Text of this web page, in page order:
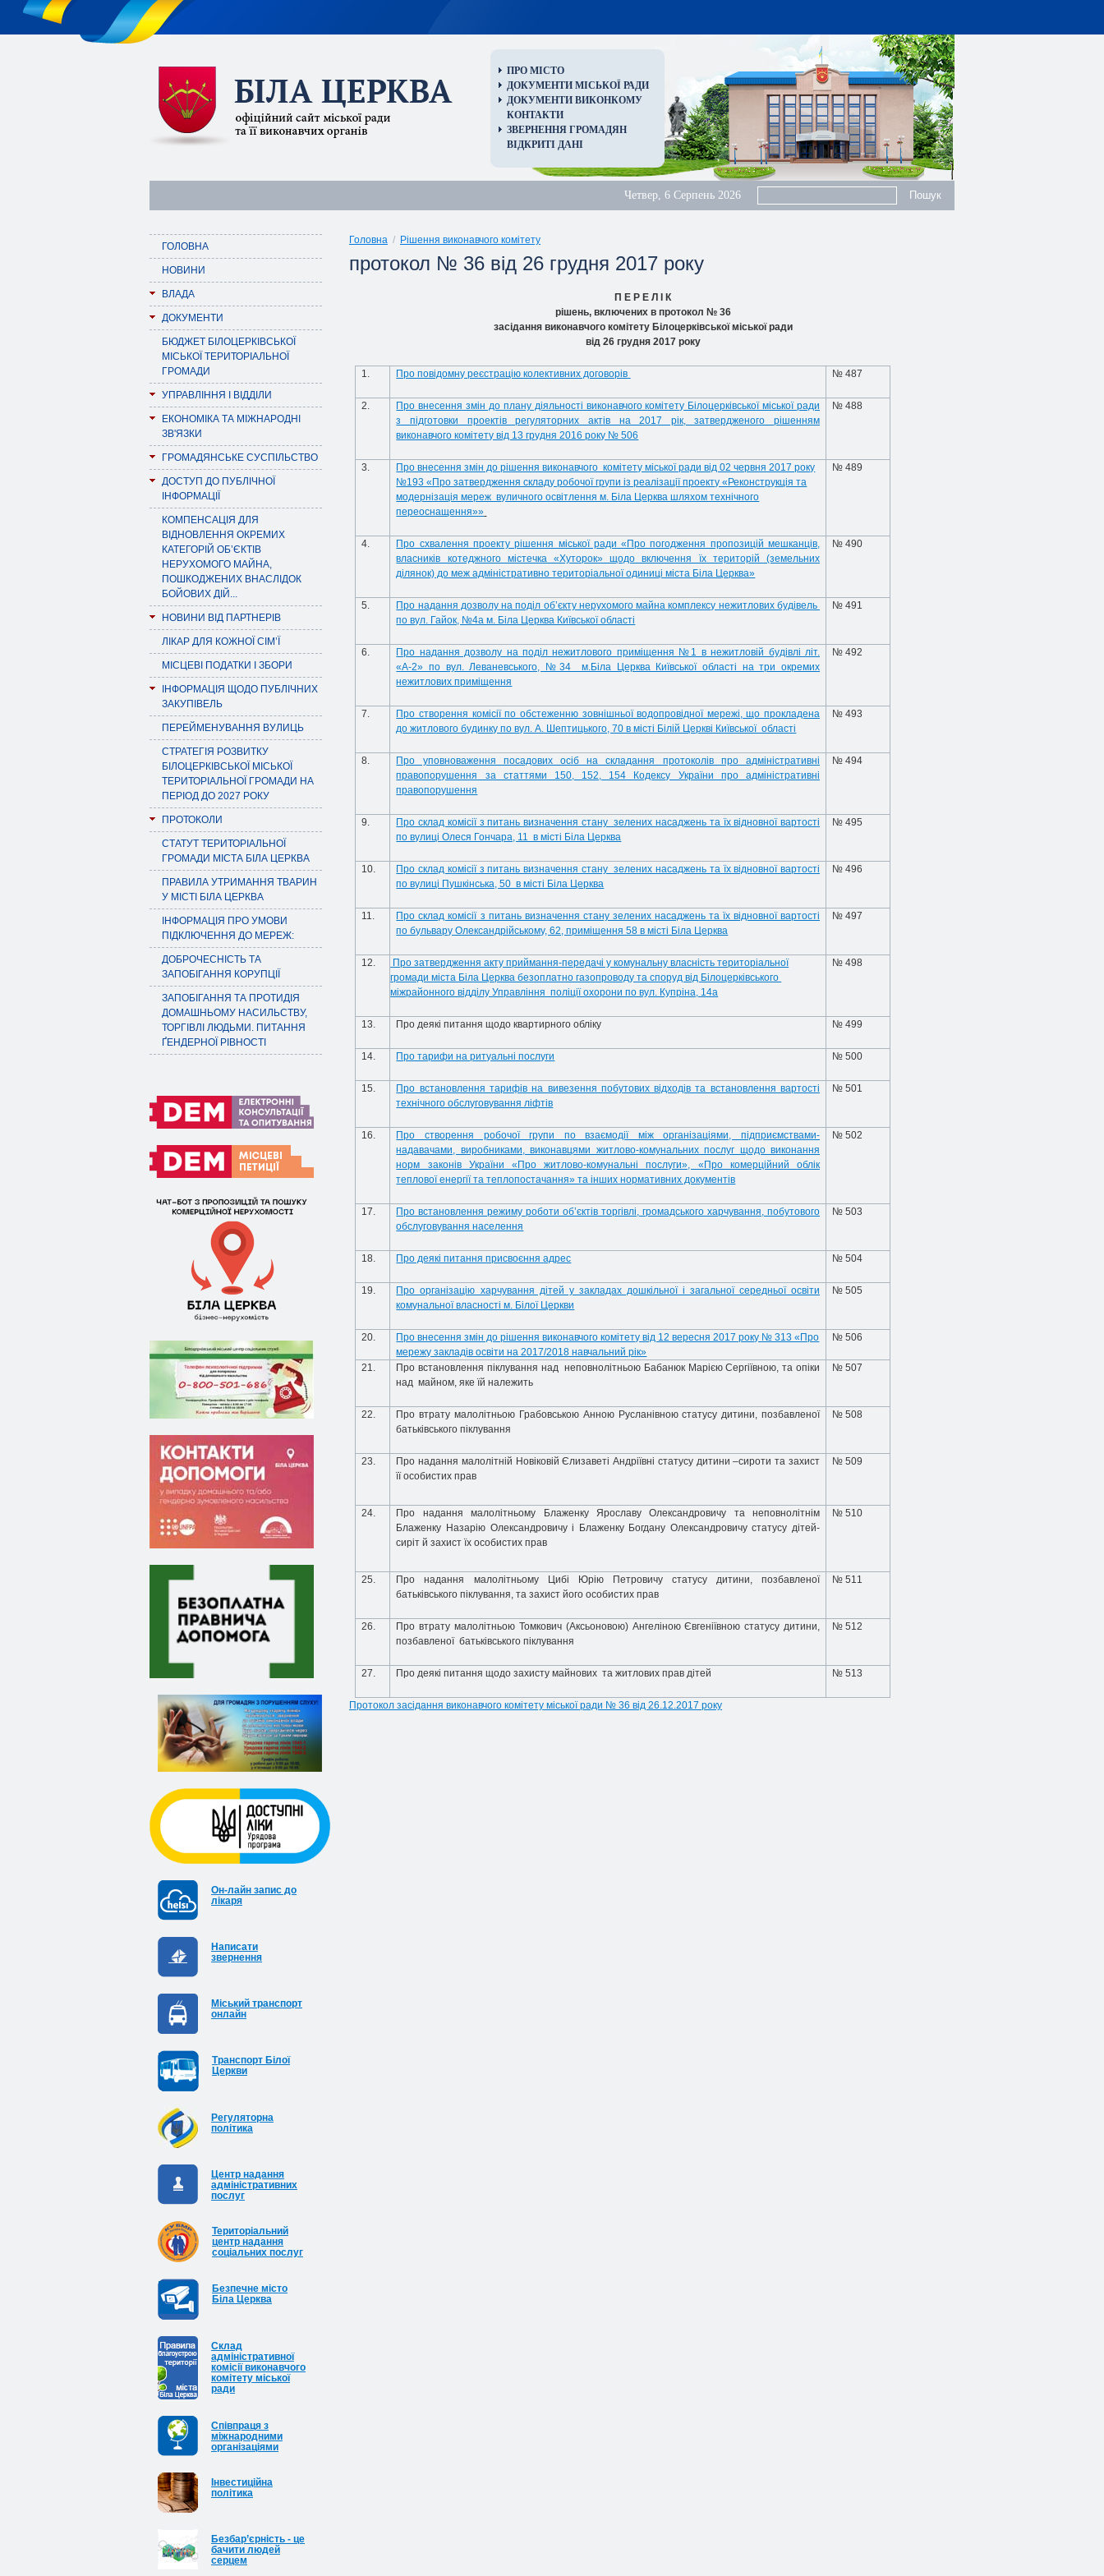
ПРО МІСТО
ДОКУМЕНТИ МІСЬКОЇ РАДИ
ДОКУМЕНТИ ВИКОНКОМУ
КОНТАКТИ
ЗВЕРНЕННЯ ГРОМАДЯН
ВІДКРИТІ ДАНІ
Четвер, 6 Серпень 2026
ГОЛОВНА
НОВИНИ
ВЛАДА
ДОКУМЕНТИ
БЮДЖЕТ БІЛОЦЕРКІВСЬКОЇ
МІСЬКОЇ ТЕРИТОРІАЛЬНОЇ
ГРОМАДИ
УПРАВЛІННЯ І ВІДДІЛИ
ЕКОНОМІКА ТА МІЖНАРОДНІ
ЗВ'ЯЗКИ
ГРОМАДЯНСЬКЕ СУСПІЛЬСТВО
ДОСТУП ДО ПУБЛІЧНОЇ
ІНФОРМАЦІЇ
КОМПЕНСАЦІЯ ДЛЯ
ВІДНОВЛЕННЯ ОКРЕМИХ
КАТЕГОРІЙ ОБ’ЄКТІВ
НЕРУХОМОГО МАЙНА,
ПОШКОДЖЕНИХ ВНАСЛІДОК
БОЙОВИХ ДІЙ...
НОВИНИ ВІД ПАРТНЕРІВ
ЛІКАР ДЛЯ КОЖНОЇ СІМ’Ї
МІСЦЕВІ ПОДАТКИ І ЗБОРИ
ІНФОРМАЦІЯ ЩОДО ПУБЛІЧНИХ
ЗАКУПІВЕЛЬ
ПЕРЕЙМЕНУВАННЯ ВУЛИЦЬ
СТРАТЕГІЯ РОЗВИТКУ
БІЛОЦЕРКІВСЬКОЇ МІСЬКОЇ
ТЕРИТОРІАЛЬНОЇ ГРОМАДИ НА
ПЕРІОД ДО 2027 РОКУ
ПРОТОКОЛИ
СТАТУТ ТЕРИТОРІАЛЬНОЇ
ГРОМАДИ МІСТА БІЛА ЦЕРКВА
ПРАВИЛА УТРИМАННЯ ТВАРИН
У МІСТІ БІЛА ЦЕРКВА
ІНФОРМАЦІЯ ПРО УМОВИ
ПІДКЛЮЧЕННЯ ДО МЕРЕЖ:
ДОБРОЧЕСНІСТЬ ТА
ЗАПОБІГАННЯ КОРУПЦІЇ
ЗАПОБІГАННЯ ТА ПРОТИДІЯ
ДОМАШНЬОМУ НАСИЛЬСТВУ,
ТОРГІВЛІ ЛЮДЬМИ. ПИТАННЯ
ҐЕНДЕРНОЇ РІВНОСТІ
Он-лайн запис до
лікаря
Написати
звернення
Міський транспорт
онлайн
Транспорт Білої
Церкви
Регуляторна
політика
Центр надання
адміністративних
послуг
Територіальний
центр надання
соціальних послуг
Безпечне місто
Біла Церква
Cклад
адміністративної
комісії виконавчого
комітету міської
ради
Співпраця з
міжнародними
організаціями
Інвестиційна
політика
Безбар’єрність - це
бачити людей
серцем
Головна / Рішення виконавчого комітету
протокол № 36 від 26 грудня 2017 pоку
П Е Р Е Л I К
piшень, включених в пpотокол № 36
засiдання виконавчого комітету Білоцерківської мiської ради
від 26 грудня 2017 pоку
1. Про повідомну реєстрацію колективних договорів №487
2.
Про внесення змін до плану діяльності виконавчого комітету Білоцерківської міської ради
з підготовки проектів регуляторних актів на 2017 рік, затвердженого рішенням
виконавчого комітету від 13 грудня 2016 року № 506
№ 488
3.
Про внесення змін до рішення виконавчого комітету міської ради від 02 червня 2017 року
№193 «Про затвердження складу робочої групи із реалізації проекту «Реконструкція та
модернізація мереж вуличного освітлення м. Біла Церква шляхом технічного
переоснащення»»
№ 489
4.
Про схвалення проекту рішення міської ради «Про погодження пропозицій мешканців,
власників котеджного містечка «Хуторок» щодо включення їх територій (земельних
ділянок) до меж адміністративно територіальної одиниці міста Біла Церква»
№ 490
5.
Про надання дозволу на поділ об’єкту нерухомого майна комплексу нежитлових будівель
по вул. Гайок, №4а м. Біла Церква Київської області
№ 491
6.
Про надання дозволу на поділ нежитлового приміщення №1 в нежитловій будівлі літ.
«А-2» по вул. Леваневського, №34 м.Біла Церква Київської області на три окремих
нежитлових приміщення
№ 492
7.
Про створення комісії по обстеженню зовнішньої водопровідної мережі, що прокладена
до житлового будинку по вул. А. Шептицького, 70 в місті Білій Церкві Київської області
№ 493
8.
Про уповноваження посадових осіб на складання протоколів про адміністративні
правопорушення за статтями 150, 152, 154 Кодексу України про адміністративні
правопорушення
№ 494
9.
Про склад комісії з питань визначення стану зелених насаджень та їх відновної вартості
по вулиці Олеся Гончара, 11 в місті Біла Церква
№ 495
10.
Про склад комісії з питань визначення стану зелених насаджень та їх відновної вартості
по вулиці Пушкінська, 50 в місті Біла Церква
№ 496
11.
Про склад комісії з питань визначення стану зелених насаджень та їх відновної вартості
по бульвару Олександрійському, 62, приміщення 58 в місті Біла Церква
№ 497
12.
Про затвердження акту приймання-передачі у комунальну власність територіальної
громади міста Біла Церква безоплатно газопроводу та споруд від Білоцерківського
міжрайонного відділу Управління поліції охорони по вул. Купріна, 14а
№ 498
13. Про деякі питання щодо квартирного обліку № 499
14. Про тарифи на ритуальні послуги № 500
15.
Про встановлення тарифів на вивезення побутових відходів та встановлення вартості
технічного обслуговування ліфтів
№ 501
16.
Про створення робочої групи по взаємодії між організаціями, підприємствами-
надавачами, виробниками, виконавцями житлово-комунальних послуг щодо виконання
норм законів України «Про житлово-комунальні послуги», «Про комерційний облік
теплової енергії та теплопостачання» та інших нормативних документів
№ 502
17.
Про встановлення режиму роботи об’єктів торгівлі, громадського харчування, побутового
обслуговування населення
№ 503
18. Про деякі питання присвоєння адрес № 504
19.
Про організацію харчування дітей у закладах дошкільної і загальної середньої освіти
комунальної власності м. Білої Церкви
№ 505
20.
Про внесення змін до рішення виконавчого комітету від 12 вересня 2017 року № 313 «Про
мережу закладів освіти на 2017/2018 навчальний рік»
№ 506
21.
Про встановлення піклування над неповнолітньою Бабанюк Марією Сергіївною, та опіки
над майном, яке їй належить
№ 507
22.
Про втрату малолітньою Грабовською Анною Русланівною статусу дитини, позбавленої
батьківського піклування
№ 508
23.
Про надання малолітній Новіковій Єлизаветі Андріївні статусу дитини –сироти та захист
її особистих прав
№ 509
24.
Про надання малолітньому Блаженку Ярославу Олександровичу та неповнолітнім
Блаженку Назарію Олександровичу і Блаженку Богдану Олександровичу статусу дітей-
сиріт й захист їх особистих прав
№ 510
25.
Про надання малолітньому Цибі Юрію Петровичу статусу дитини, позбавленої
батьківського піклування, та захист його особистих прав
№ 511
26. Про втрату малолітньою Томкович (Аксьоновою) Ангеліною Євгеніївною статусу дитини,
позбавленої батьківського піклування
№ 512
27. Про деякі питання щодо захисту майнових та житлових прав дітей № 513
Протокол засідання виконавчого комітету міської ради № 36 від 26.12.2017 року